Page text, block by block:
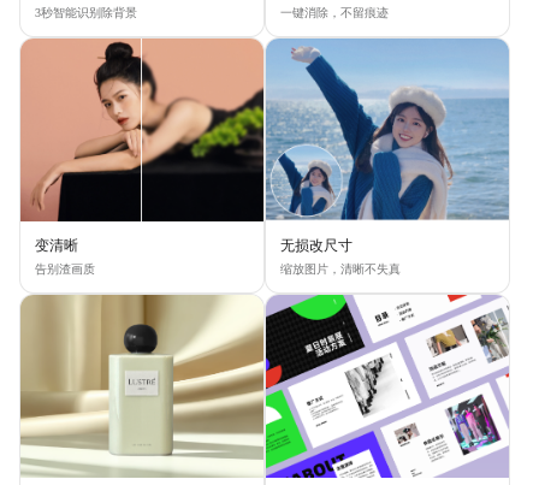
3秒智能识别除背景 一键消除，不留痕迹
变清晰
告别渣画质
无损改尺寸
缩放图片，清晰不失真